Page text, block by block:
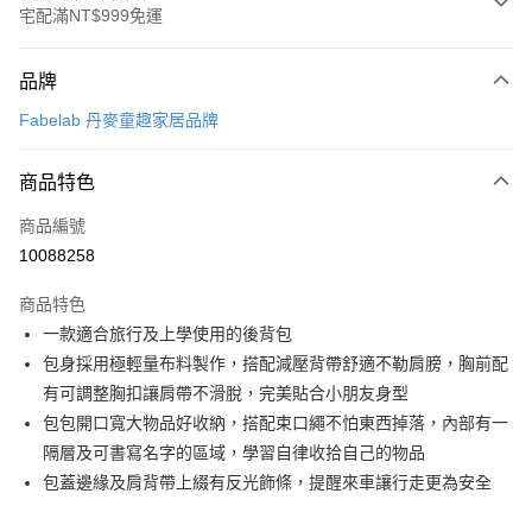
宅配滿NT$999免運
信用卡一次付款
3 期 0 利率 每期
合作金庫商業銀行
上海商業儲蓄銀行
臺灣中小企業銀行
匯豐（台灣）商業銀行
華泰商業銀行
聯邦商業銀行
遠東國際商業銀行
元大商業銀行
永豐商業銀行
玉山商業銀行
星展（台灣）商業銀行
台灣樂天信用卡公司
LINE Pay
Apple Pay
悠遊付
Google Pay
ATM付款
運送方式
宅配
品牌
Fabelab 丹麥童趣家居品牌
商品特色
商品編號
10088258
商品特色
一款適合旅行及上學使用的後背包
包身採用極輕量布料製作，搭配減壓背帶舒適不勒肩膀，胸前配
有可調整胸扣讓肩帶不滑脫，完美貼合小朋友身型
包包開口寬大物品好收納，搭配束口繩不怕東西掉落，內部有一
隔層及可書寫名字的區域，學習自律收拾自己的物品
包蓋邊緣及肩背帶上綴有反光飾條，提醒來車讓行走更為安全